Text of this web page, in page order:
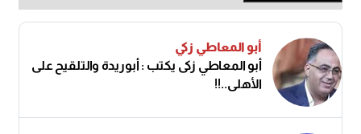
أبو المعاطي زكي
أبو المعاطي زكى يكتب : أبوريدة والتلقيح على
الأهلى..!!